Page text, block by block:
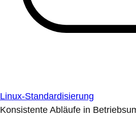
Linux-Standardisierung
Konsistente Abläufe in